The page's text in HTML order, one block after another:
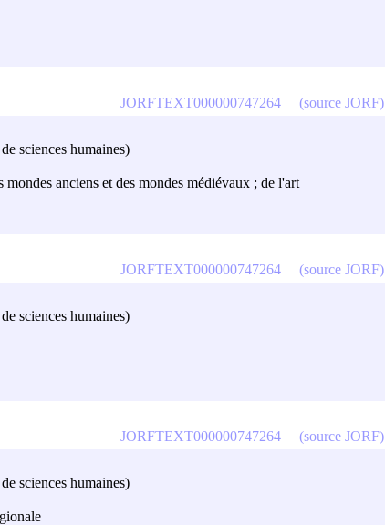
sciences humaines)
anciens et des mondes médiévaux ; de l'art
JORFTEXT000000747264 (source JORF)
sciences humaines)
JORFTEXT000000747264 (source JORF)
sciences humaines)
JORFTEXT000000747264 (source JORF)